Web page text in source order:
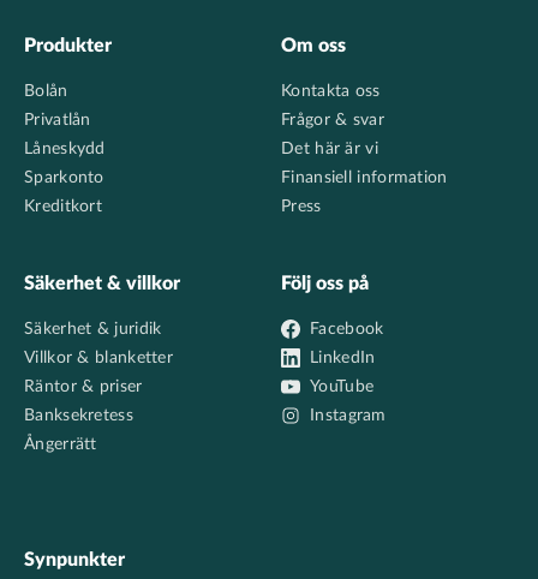
Footer
Produkter
Bolån
Privatlån
Låneskydd
Sparkonto
Kreditkort
Om oss
Kontakta oss
Frågor & svar
Det här är vi
Finansiell information
Press
Säkerhet & villkor
Säkerhet & juridik
Villkor & blanketter
Räntor & priser
Banksekretess
Ångerrätt
Följ oss på
Facebook
LinkedIn
YouTube
Instagram
Synpunkter